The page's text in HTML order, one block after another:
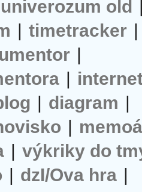
univerozum old
| timetracker |
|
|
| diagram |
|
| výkriky do
| dzI/Ova hra |